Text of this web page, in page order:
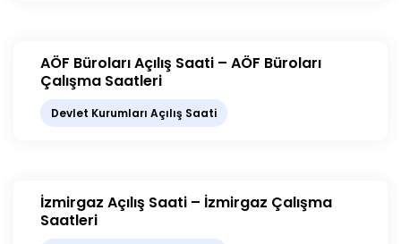
AÖF Büroları Açılış Saati – AÖF Büroları
Çalışma Saatleri
Devlet Kurumları Açılış Saati
İzmirgaz Açılış Saati – İzmirgaz Çalışma
Saatleri